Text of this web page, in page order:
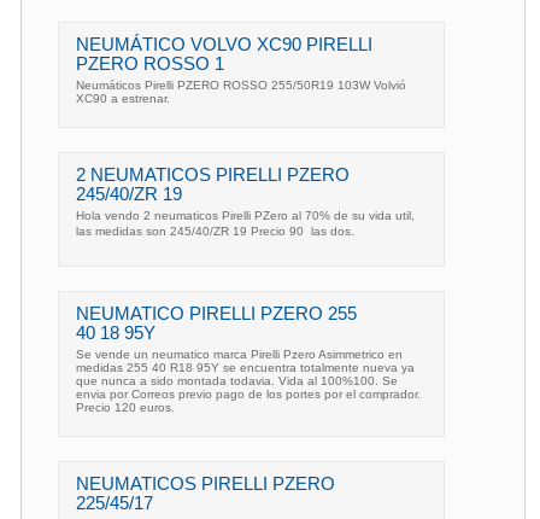
NEUMÁTICO VOLVO XC90 PIRELLI
PZERO ROSSO 1
Neumáticos Pirelli PZERO ROSSO 255/50R19 103W Volvió
XC90 a estrenar.
2 NEUMATICOS PIRELLI PZERO
245/40/ZR 19
Hola vendo 2 neumaticos Pirelli PZero al 70% de su vida util,
las medidas son 245/40/ZR 19 Precio 90  las dos.
NEUMATICO PIRELLI PZERO 255
40 18 95Y
Se vende un neumatico marca Pirelli Pzero Asimmetrico en
medidas 255 40 R18 95Y se encuentra totalmente nueva ya
que nunca a sido montada todavia. Vida al 100%100. Se
envia por Correos previo pago de los portes por el comprador.
Precio 120 euros.
NEUMATICOS PIRELLI PZERO
225/45/17